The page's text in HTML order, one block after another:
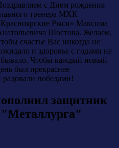
с Днем рождения
тренера МХК
Рыси» Максима
Шостова. Желаем,
счастье Вас никогда не
и здоровье с годами не
Чтобы каждый новый
был прекраснее
победами!
защитник
"Металлурга"